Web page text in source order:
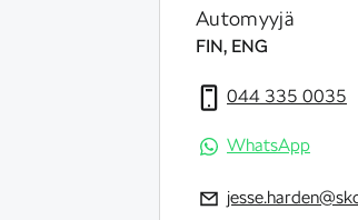
Automyyjä
FIN, ENG
044 335 0035
WhatsApp